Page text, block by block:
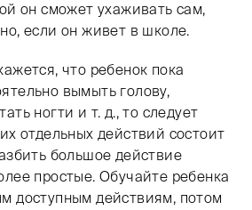
он сможет ухаживать сам,
если он живет в школе.
что ребенок пока
вымыть голову,
ногти и т. д., то следует
отдельных действий состоит
большое действие
простые. Обучайте ребенка
доступным действиям, потом